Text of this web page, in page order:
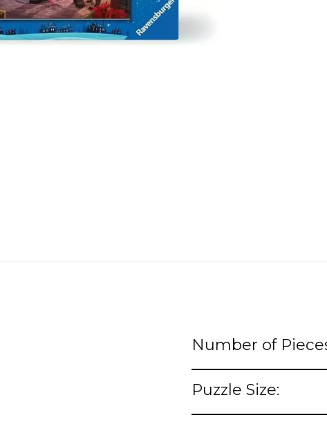
Number of
Puzzle Size: